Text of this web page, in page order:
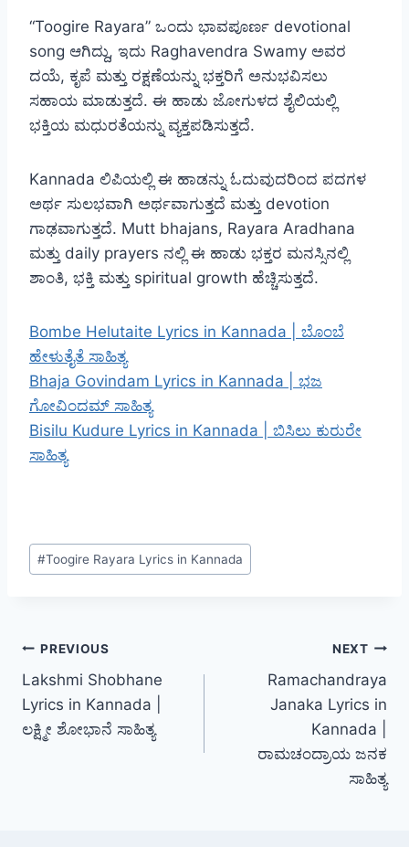
“Toogire Rayara” ಒಂದು ಭಾವಪೂರ್ಣ devotional
song ಆಗಿದ್ದು, ಇದು Raghavendra Swamy ಅವರ
ದಯೆ, ಕೃಪೆ ಮತ್ತು ರಕ್ಷಣೆಯನ್ನು ಭಕ್ತರಿಗೆ ಅನುಭವಿಸಲು
ಸಹಾಯ ಮಾಡುತ್ತದೆ. ಈ ಹಾಡು ಜೋಗುಳದ ಶೈಲಿಯಲ್ಲಿ
ಭಕ್ತಿಯ ಮಧುರತೆಯನ್ನು ವ್ಯಕ್ತಪಡಿಸುತ್ತದೆ.
Kannada ಲಿಪಿಯಲ್ಲಿ ಈ ಹಾಡನ್ನು ಓದುವುದರಿಂದ ಪದಗಳ
ಅರ್ಥ ಸುಲಭವಾಗಿ ಅರ್ಥವಾಗುತ್ತದೆ ಮತ್ತು devotion
ಗಾಢವಾಗುತ್ತದೆ. Mutt bhajans, Rayara Aradhana
ಮತ್ತು daily prayers ನಲ್ಲಿ ಈ ಹಾಡು ಭಕ್ತರ ಮನಸ್ಸಿನಲ್ಲಿ
ಶಾಂತಿ, ಭಕ್ತಿ ಮತ್ತು spiritual growth ಹೆಚ್ಚಿಸುತ್ತದೆ.
Bombe Helutaite Lyrics in Kannada | ಬೊಂಬೆ
ಹೇಳುತೈತೆ ಸಾಹಿತ್ಯ
Bhaja Govindam Lyrics in Kannada | ಭಜ
ಗೋವಿಂದಮ್ ಸಾಹಿತ್ಯ
Bisilu Kudure Lyrics in Kannada | ಬಿಸಿಲು ಕುರುರೇ
ಸಾಹಿತ್ಯ
Post
Tags:
#Toogire Rayara Lyrics in Kannada
Post
navigation
PREVIOUS
Lakshmi Shobhane
Lyrics in Kannada |
ಲಕ್ಷ್ಮೀ ಶೋಭಾನೆ ಸಾಹಿತ್ಯ
NEXT
Ramachandraya
Janaka Lyrics in
Kannada |
ರಾಮಚಂದ್ರಾಯ ಜನಕ
ಸಾಹಿತ್ಯ